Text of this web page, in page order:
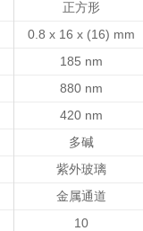
正方形
0.8 x 16 x (16) mm
185 nm
880 nm
420 nm
多碱
紫外玻璃
金属通道
10